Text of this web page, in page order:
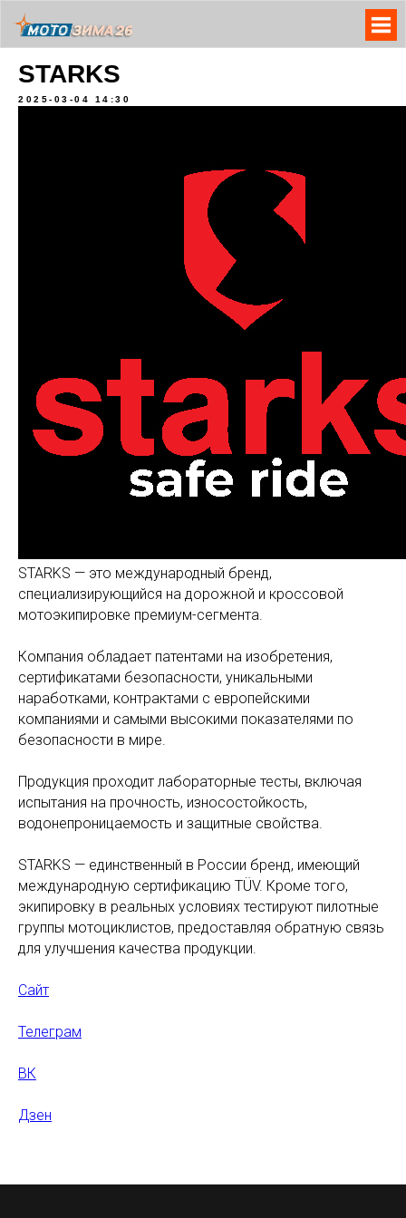
STARKS
2025-03-04 14:30
STARKS — это международный бренд,
специализирующийся на дорожной и кроссовой
мотоэкипировке премиум-сегмента.
Компания обладает патентами на изобретения,
сертификатами безопасности, уникальными
наработками, контрактами с европейскими
компаниями и самыми высокими показателями по
безопасности в мире.
Продукция проходит лабораторные тесты, включая
испытания на прочность, износостойкость,
водонепроницаемость и защитные свойства.
STARKS — единственный в России бренд, имеющий
международную сертификацию TÜV. Кроме того,
экипировку в реальных условиях тестируют пилотные
группы мотоциклистов, предоставляя обратную связь
для улучшения качества продукции.
Сайт
Телеграм
ВК
Дзен